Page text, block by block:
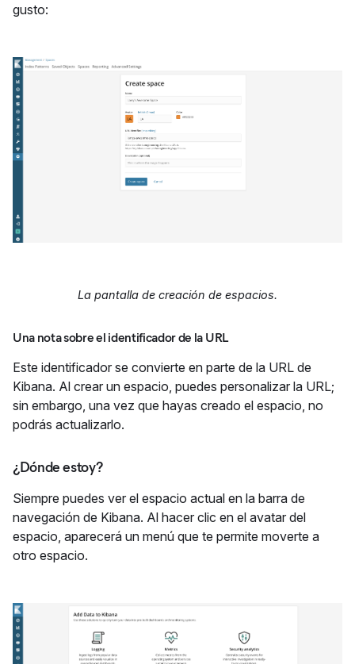
gusto:
La pantalla de creación de espacios.
Una nota sobre el identificador de la URL
Este identificador se convierte en parte de la URL de
Kibana. Al crear un espacio, puedes personalizar la URL;
sin embargo, una vez que hayas creado el espacio, no
podrás actualizarlo.
¿Dónde estoy?
Siempre puedes ver el espacio actual en la barra de
navegación de Kibana. Al hacer clic en el avatar del
espacio, aparecerá un menú que te permite moverte a
otro espacio.